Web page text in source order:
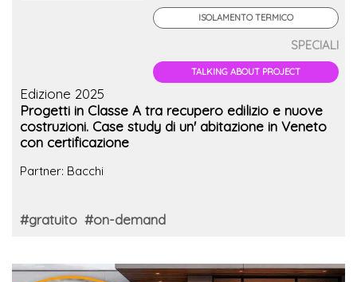
ISOLAMENTO TERMICO
SPECIALI
TALKING ABOUT PROJECT
Edizione 2025
Progetti in Classe A tra recupero edilizio e nuove
costruzioni. Case study di un' abitazione in Veneto
con certificazione
Partner: Bacchi
#gratuito #on-demand